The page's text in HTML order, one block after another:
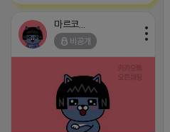
마르코스팟
비공개